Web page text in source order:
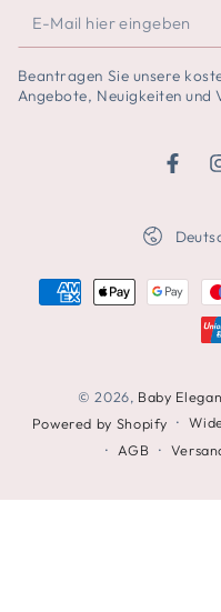
E-
Mail
hier
Beantragen Sie unsere
Angebote, Neuigkeiten und
© 2026, Baby
Powered by Shopify
AGB